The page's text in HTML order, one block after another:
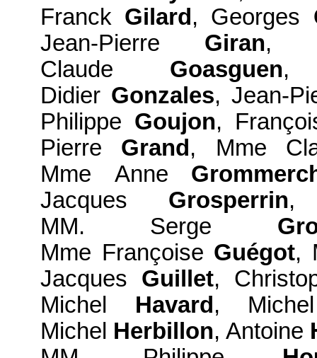
Franck Gilard, Georges
Jean-Pierre Giran,
Claude Goasguen,
Didier Gonzales, Jean-
Philippe Goujon,
Pierre Grand, Mme
Mme Anne
Jacques Grosperrin,
MM. Serge
Mme Françoise Guégot,
Jacques Guillet,
Michel Havard,
Michel Herbillon, Antoine